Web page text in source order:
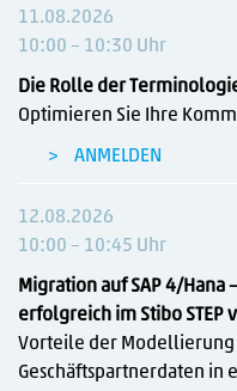
11.08.2026
10:00 – 10:30 Uhr
Die Rolle der
Optimieren Sie Ihre
ANMELDEN
12.08.2026
10:00 – 10:45 Uhr
Migration auf SAP 4/Hana
erfolgreich im Stibo STEP
Vorteile der
Geschäftspartnerdaten in